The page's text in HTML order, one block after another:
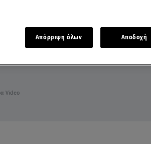
Video
Απόρριψη όλων Αποδοχή